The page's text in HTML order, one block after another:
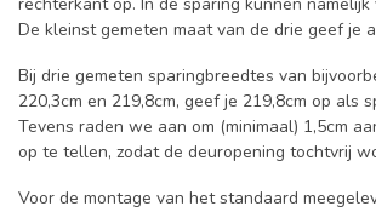
De kleinst gemeten maat van de drie geef je
Bij drie gemeten sparingbreedtes van
220,3cm en 219,8cm, geef je 219,8cm op als
Tevens raden we aan om (minimaal) 1,5cm
op te tellen, zodat de deuropening tochtvrij
Voor de montage van het standaard